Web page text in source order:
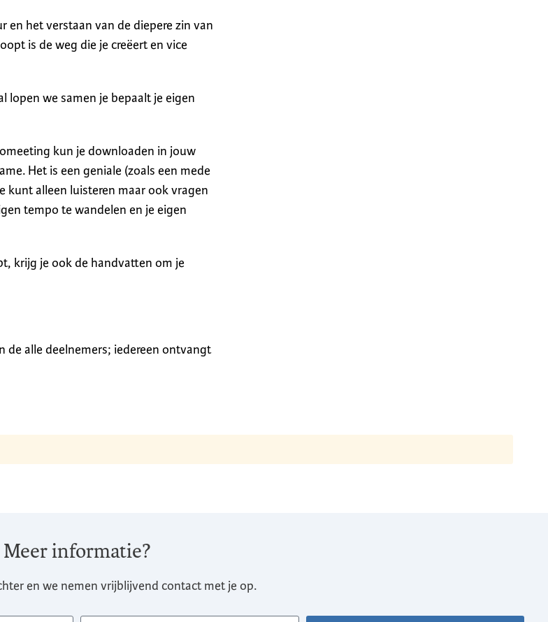
en het verstaan van de diepere zin van
is de weg die je creëert en vice
lopen we samen je bepaalt je eigen
kun je downloaden in jouw
Het is een geniale (zoals een mede
kunt alleen luisteren maar ook vragen
tempo te wandelen en je eigen
krijg je ook de handvatten om je
de alle deelnemers; iedereen ontvangt
Meer informatie?
en we nemen vrijblijvend contact met je op.